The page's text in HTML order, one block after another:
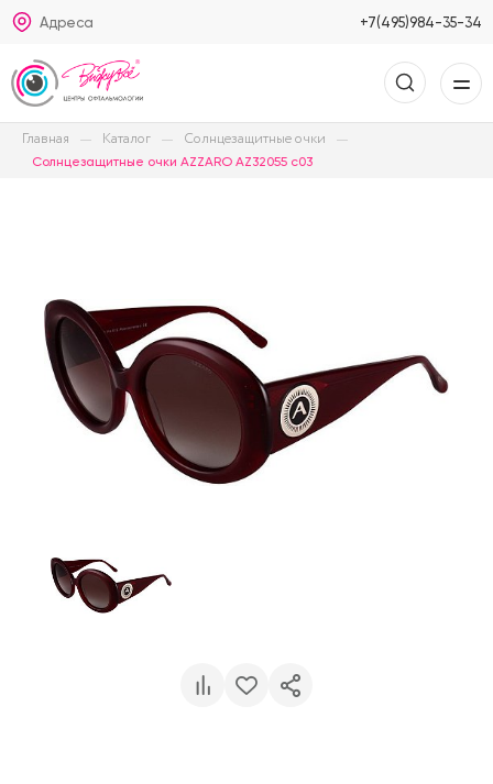
Адреса +7(495)984-35-34
Главная Каталог Солнцезащитные очки
Солнцезащитные очки AZZARO AZ32055 c03